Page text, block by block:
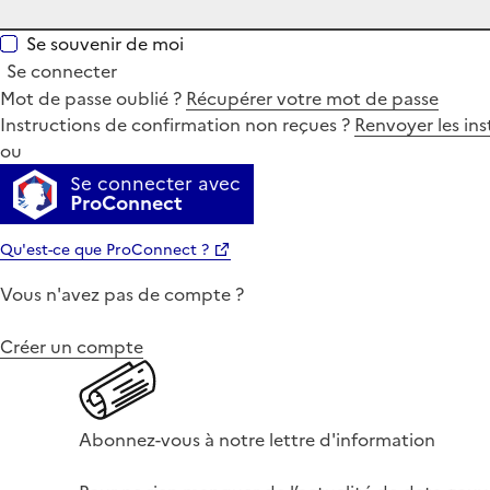
Se souvenir de moi
Se connecter
Mot de passe oublié ? Récupérer votre mot de passe
Instructions de confirmation non reçues ? Renvoyer les
ou
Se connecter avec
ProConnect
Qu'est-ce que ProConnect ?
Vous n'avez pas de compte ?
Créer un compte
Abonnez-vous à notre lettre d'information